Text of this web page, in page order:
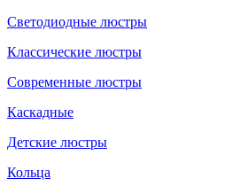
Светодиодные люстры
Классические люстры
Современные люстры
Каскадные
Детские люстры
Кольца